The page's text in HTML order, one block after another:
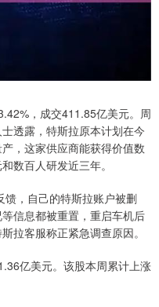
，成交411.85亿美元。周
透露，特斯拉原本计划在今
，这家供应商能获得价值数
数百人研发近三年。
，自己的特斯拉账户被删
信息都被重置，重启车机后
拉客服称正紧急调查原因。
亿美元。该股本周累计上涨